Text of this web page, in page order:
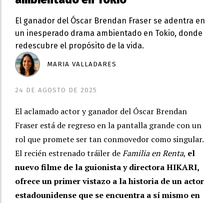
El ganador del Óscar Brendan Fraser se adentra en
un inesperado drama ambientado en Tokio, donde
redescubre el propósito de la vida.
24 DE AGOSTO DE 2025
MARIA VALLADARES
El aclamado actor y ganador del Óscar Brendan
Fraser está de regreso en la pantalla grande con un
rol que promete ser tan conmovedor como singular.
El recién estrenado tráiler deFamilia en Renta, el
nuevo filme de la guionista y directora HIKARI,
ofrece un primer vistazo a la historia de un actor
estadounidense que se encuentra a sí mismo en